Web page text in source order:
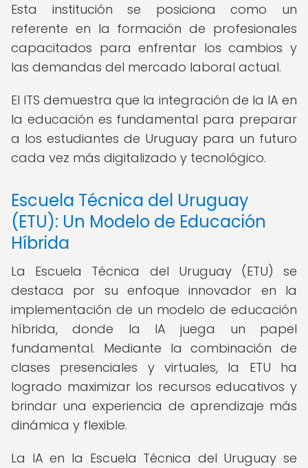
Esta institución se posiciona como un
referente en la formación de profesionales
capacitados para enfrentar los cambios y
las demandas del mercado laboral actual.
El ITS demuestra que la integración de la IA en
la educación es fundamental para preparar
a los estudiantes de Uruguay para un futuro
cada vez más digitalizado y tecnológico.
Escuela Técnica del Uruguay
(ETU): Un Modelo de Educación
Híbrida
La Escuela Técnica del Uruguay (ETU) se
destaca por su enfoque innovador en la
implementación de un modelo de educación
híbrida, donde la IA juega un papel
fundamental. Mediante la combinación de
clases presenciales y virtuales, la ETU ha
logrado maximizar los recursos educativos y
brindar una experiencia de aprendizaje más
dinámica y flexible.
La IA en la Escuela Técnica del Uruguay se